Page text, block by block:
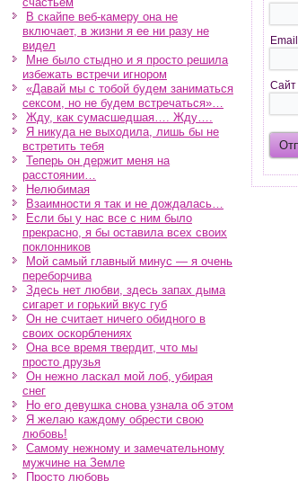
В скайпе веб-камеру она не
включает, в жизни я ее ни разу не
видел
Мне было стыдно и я просто решила
избежать встречи игнором
«Давай мы с тобой будем заниматься
сексом, но не будем встречаться»…
Жду, как сумасшедшая…. Жду….
Я никуда не выходила, лишь бы не
встретить тебя
Теперь он держит меня на
расстоянии…
Нелюбимая
Взаимности я так и не дождалась…
Если бы у нас все с ним было
прекрасно, я бы оставила всех своих
поклонников
Мой самый главный минус — я очень
переборчива
Здесь нет любви, здесь запах дыма
сигарет и горький вкус губ
Он не считает ничего обидного в
своих оскорблениях
Она все время твердит, что мы
просто друзья
Он нежно ласкал мой лоб, убирая
снег
Но его девушка снова узнала об этом
Я желаю каждому обрести свою
любовь!
Самому нежному и замечательному
мужчине на Земле
Просто любовь
Email
Сайт